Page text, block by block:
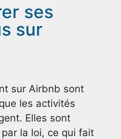
ses
sur
sur Airbnb sont
les activités
Elles sont
la loi, ce qui fait